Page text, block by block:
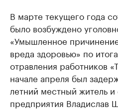
В марте текущего года
было возбуждено
«Умышленное
вреда здоровью» по
отравления работников
начале апреля был
летний местный житель и
предприятия Владислав